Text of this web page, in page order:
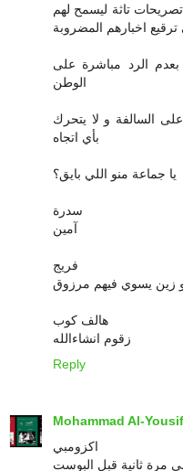
تاثة ليسمح لهم
اخبارهم المضروبة
الرد مباشرة على
الوطن
السالفة و لا يتحرك
بأي اتجاه
يا جماعة منو اللي بايق؟
سدرة
آمين
فريج
زين يسوي فيهم مرزوق
هالف كوب
زقوم انشاءالله
Reply
Mohammad Al-
اكزومبي
مرة ثانية قبل البوست